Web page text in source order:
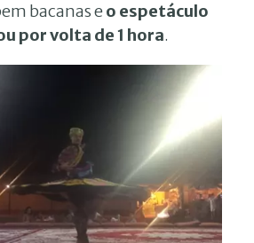
bacanas eo espetáculo
por volta de 1 hora.